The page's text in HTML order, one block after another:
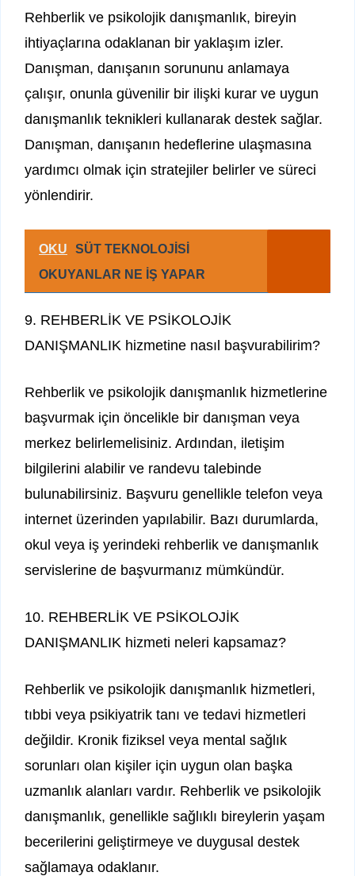
Rehberlik ve psikolojik danışmanlık, bireyin
ihtiyaçlarına odaklanan bir yaklaşım izler.
Danışman, danışanın sorununu anlamaya
çalışır, onunla güvenilir bir ilişki kurar ve uygun
danışmanlık teknikleri kullanarak destek sağlar.
Danışman, danışanın hedeflerine ulaşmasına
yardımcı olmak için stratejiler belirler ve süreci
yönlendirir.
OKU
SÜT TEKNOLOJİSİ
OKUYANLAR NE İŞ YAPAR
9. REHBERLİK VE PSİKOLOJİK
DANIŞMANLIK hizmetine nasıl başvurabilirim?
Rehberlik ve psikolojik danışmanlık hizmetlerine
başvurmak için öncelikle bir danışman veya
merkez belirlemelisiniz. Ardından, iletişim
bilgilerini alabilir ve randevu talebinde
bulunabilirsiniz. Başvuru genellikle telefon veya
internet üzerinden yapılabilir. Bazı durumlarda,
okul veya iş yerindeki rehberlik ve danışmanlık
servislerine de başvurmanız mümkündür.
10. REHBERLİK VE PSİKOLOJİK
DANIŞMANLIK hizmeti neleri kapsamaz?
Rehberlik ve psikolojik danışmanlık hizmetleri,
tıbbi veya psikiyatrik tanı ve tedavi hizmetleri
değildir. Kronik fiziksel veya mental sağlık
sorunları olan kişiler için uygun olan başka
uzmanlık alanları vardır. Rehberlik ve psikolojik
danışmanlık, genellikle sağlıklı bireylerin yaşam
becerilerini geliştirmeye ve duygusal destek
sağlamaya odaklanır.